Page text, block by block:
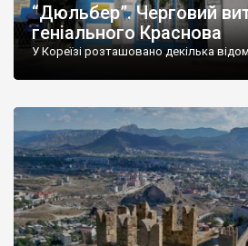
“Дюльбер”. Черговий
геніального Краснова
У Кореїзі розташовано декілька